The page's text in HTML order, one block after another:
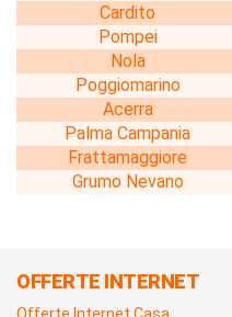
Cardito
Pompei
Nola
Poggiomarino
Acerra
Palma Campania
Frattamaggiore
Grumo Nevano
OFFERTE INTERNET
Offerte Internet Casa